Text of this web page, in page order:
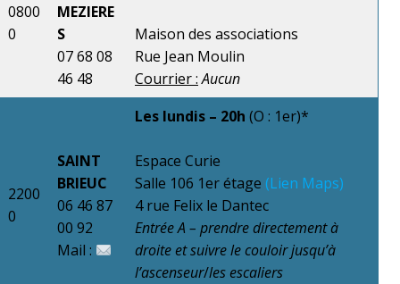
0800
0
MEZIERE
S
07 68 08
46 48
Maison des associations
Rue Jean Moulin
Courrier : Aucun
2200
0
SAINT
BRIEUC
06 46 87
00 92
Mail :
Les lundis – 20h (O : 1er)*
Espace Curie
Salle 106 1er étage (Lien Maps)
4 rue Felix le Dantec
Entrée A – prendre directement à
droite et suivre le couloir jusqu’à
l’ascenseur/les escaliers